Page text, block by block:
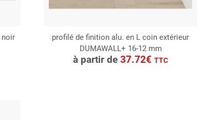
noir
profilé de finition alu. en L coin extérieur
DUMAWALL+ 16-12 mm
à partir de37.72€TTC
CONSULTER
Demande de devis